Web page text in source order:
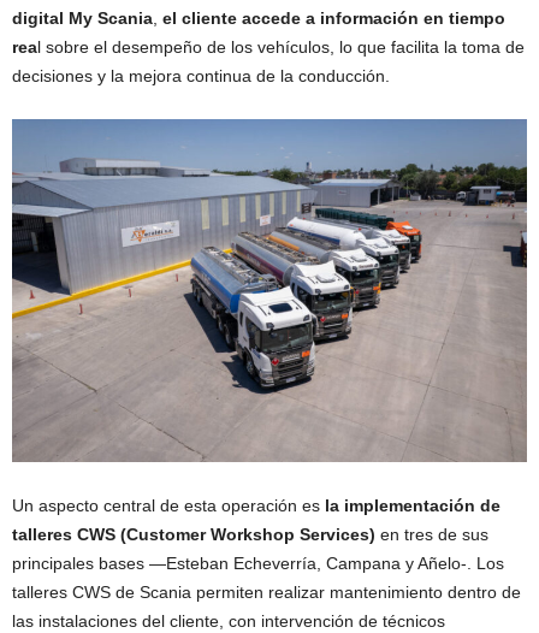
digital My Scania el cliente accede a información en tiempo
real sobre el desempeño de los vehículos, lo que facilita la toma de
decisiones y la mejora continua de la conducción.
Un aspecto central de esta operación es la implementación de
talleres CWS (Customer Workshop Services) en tres de sus
principales bases —Esteban Echeverría, Campana y Añelo-. Los
talleres CWS de Scania permiten realizar mantenimiento dentro de
las instalaciones del cliente, con intervención de técnicos